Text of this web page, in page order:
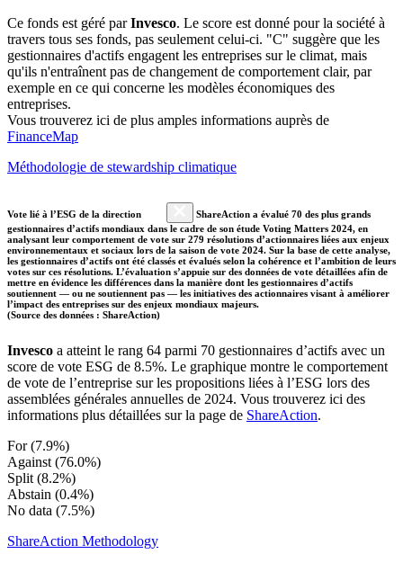
Ce fonds est géré parInvesco. Le score est donné pour la société à
travers tous ses fonds, pas seulement celui-ci. "C" suggère que les
gestionnaires d'actifs engagent les entreprises sur le climat, mais
qu'ils n'entraînent pas de changement de comportement clair, par
exemple en ce qui concerne les modèles économiques des
entreprises.
Vous trouverez ici de plus amples informations auprès de
FinanceMap
Méthodologie de stewardship climatique
Vote lié à l’ESG de la direction
ShareAction a évalué 70 des plus grands
gestionnaires d’actifs mondiaux dans le cadre de son étude Voting Matters 2024, en
analysant leur comportement de vote sur 279 résolutions d’actionnaires liées aux enjeux
environnementaux et sociaux lors de la saison de vote 2024. Sur la base de cette analyse,
les gestionnaires d’actifs ont été classés et évalués selon la cohérence et l’ambition de leurs
votes sur ces résolutions. L’évaluation s’appuie sur des données de vote détaillées afin de
mettre en évidence les différences dans la manière dont les gestionnaires d’actifs
soutiennent — ou ne soutiennent pas — les initiatives des actionnaires visant à améliorer
l’impact des entreprises sur des enjeux mondiaux majeurs.
(Source des données : ShareAction)
Invesco a atteint le rang 64 parmi 70 gestionnaires d’actifs avec un
score de vote ESG de 8.5%. Le graphique montre le comportement
de vote de l’entreprise sur les propositions liées à l’ESG lors des
assemblées générales annuelles de 2024. Vous trouverez ici des
informations plus détaillées sur la page de ShareAction.
For (7.9%)
Against (76.0%)
Split (8.2%)
Abstain (0.4%)
No data (7.5%)
ShareAction Methodology